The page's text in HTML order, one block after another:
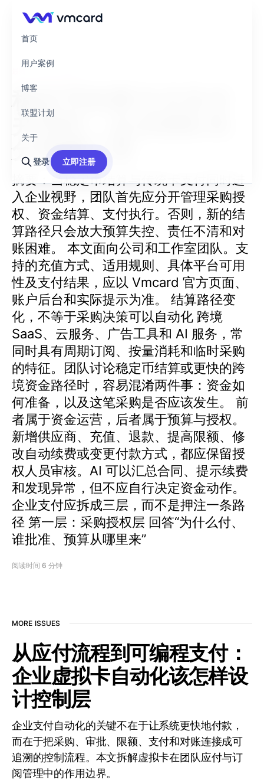
首页
用户案例
博客
联盟计划
关于
登录 立即注册
稳定币结算与卡支付
并存时：企业团队先
分清哪三层
摘要：当稳定币结算与传统卡支付同时进
入企业视野，团队首先应分开管理采购授
权、资金结算、支付执行。否则，新的结
算路径只会放大预算失控、责任不清和对
账困难。 本文面向公司和工作室团队。支
持的充值方式、适用规则、具体平台可用
性及支付结果，应以 Vmcard 官方页面、
账户后台和实际提示为准。 结算路径变
化，不等于采购决策可以自动化 跨境
SaaS、云服务、广告工具和 AI 服务，常
同时具有周期订阅、按量消耗和临时采购
的特征。团队讨论稳定币结算或更快的跨
境资金路径时，容易混淆两件事：资金如
何准备，以及这笔采购是否应该发生。 前
者属于资金运营，后者属于预算与授权。
新增供应商、充值、退款、提高限额、修
改自动续费或变更付款方式，都应保留授
权人员审核。AI 可以汇总合同、提示续费
和发现异常，但不应自行决定资金动作。
企业支付应拆成三层，而不是押注一条路
径 第一层：采购授权层 回答“为什么付、
谁批准、预算从哪里来”
阅读时间 6 分钟
MORE ISSUES
从应付流程到可编程支付：
企业虚拟卡自动化该怎样设
计控制层
企业支付自动化的关键不在于让系统更快地付款，
而在于把采购、审批、限额、支付和对账连接成可
追溯的控制流程。本文拆解虚拟卡在团队应付与订
阅管理中的作用边界。